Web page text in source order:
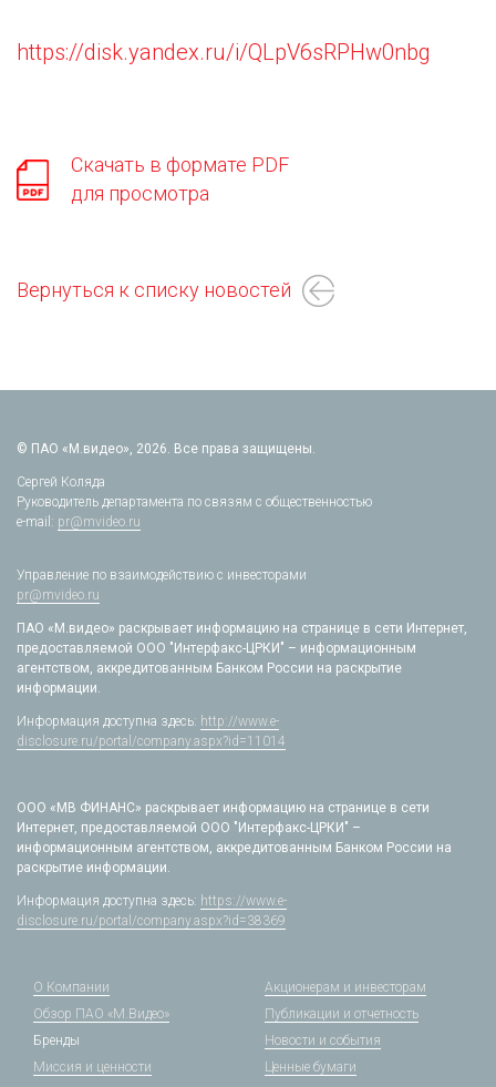
https://disk.yandex.ru/i/QLpV6sRPHw0nbg
Скачать в формате PDF
для просмотра
Вернуться к списку новостей
© ПАО «М.видео», 2026. Все права защищены.
Сергей Коляда
Руководитель департамента по связям с общественностью
e-mail: pr@mvideo.ru
Управление по взаимодействию с инвесторами
pr@mvideo.ru
ПАО «М.видео» раскрывает информацию на странице в сети Интернет,
предоставляемой ООО "Интерфакс-ЦРКИ" – информационным
агентством, аккредитованным Банком России на раскрытие
информации.
Информация доступна здесь: http://www.e-
disclosure.ru/portal/company.aspx?id=11014
ООО «МВ ФИНАНС» раскрывает информацию на странице в сети
Интернет, предоставляемой ООО "Интерфакс-ЦРКИ" –
информационным агентством, аккредитованным Банком России на
раскрытие информации.
Информация доступна здесь: https://www.e-
disclosure.ru/portal/company.aspx?id=38369
О Компании
Обзор ПАО «М.Видео»
Бренды
Миссия и ценности
Акционерам и инвесторам
Публикации и отчетность
Новости и события
Ценные бумаги